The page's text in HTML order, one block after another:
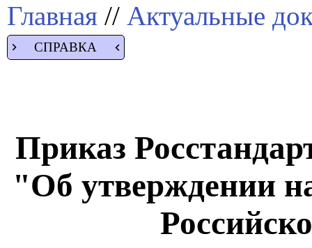
Главная // Актуальные
СПРАВКА
Приказ
"Об утверждении